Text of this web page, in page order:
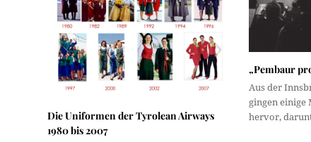
Die Uniformen der Tyrolean Airways
1980 bis 2007
„Pembaur
Aus der
gingen einige
hervor,